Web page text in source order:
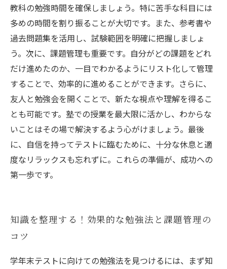
教科の勉強時間を確保しましょう。特に苦手な科目には
多めの時間を割り振ることが大切です。また、参考書や
過去問題集を活用し、試験範囲を明確に把握しましょ
う。次に、課題管理も重要です。自分がどの課題をどれ
だけ進めたのか、一目でわかるようにリスト化して管理
することで、効率的に進めることができます。さらに、
友人と勉強会を開くことで、新たな視点や理解を得るこ
とも可能です。塾での授業を最大限に活かし、わからな
いことはその場で解決するよう心がけましょう。最後
に、自信を持ってテストに臨むために、十分な休息と適
度なリラックスも忘れずに。これらの準備が、成功への
第一歩です。
知識を整理する！効果的な勉強法と課題管理の
コツ
学年末テストに向けての勉強法を見つけるには、まず知